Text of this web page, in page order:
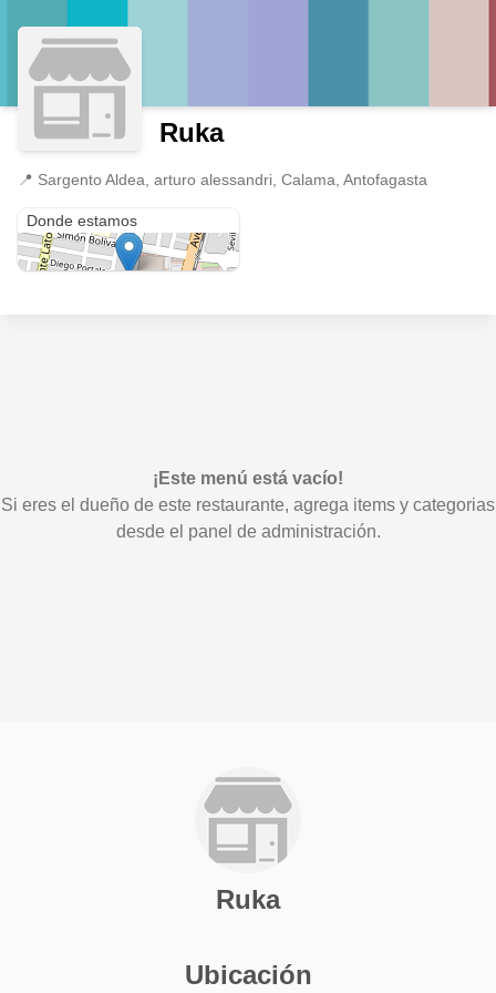
Ruka
📍 Sargento Aldea, arturo alessandri, Calama, Antofagasta
Donde estamos
¡Este menú está vacío!
Si eres el dueño de este restaurante, agrega items y categorias
desde el panel de administración.
Ruka
Ubicación